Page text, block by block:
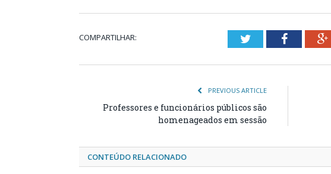
COMPARTILHAR: TwitterFacebook
PREVIOUS ARTICLE
Professores e funcionários públicos são
homenageados em sessão
CONTEÚDO RELACIONADO